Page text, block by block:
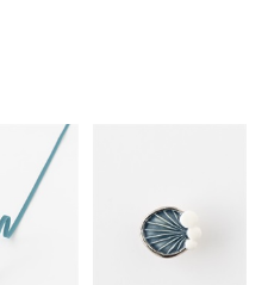
cm はおおよその長さとな
ズが出ない場合がございま
とさせていただきます。